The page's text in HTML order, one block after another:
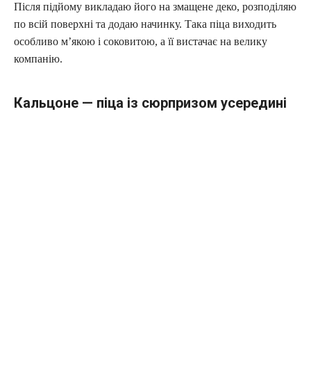
Після підйому викладаю його на змащене деко, розподіляю
по всій поверхні та додаю начинку. Така піца виходить
особливо м’якою і соковитою, а її вистачає на велику
компанію.
Кальцоне — піца із сюрпризом усередині